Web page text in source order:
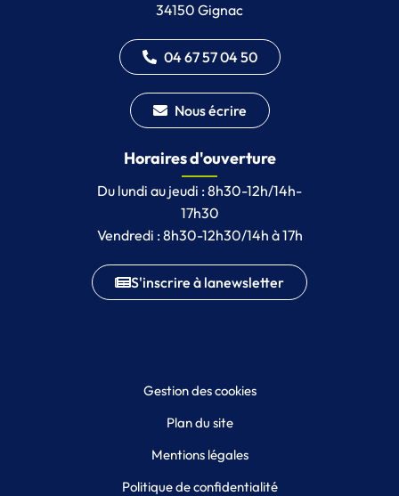
34150 Gignac
04 67 57 04 50
Nous écrire
Horaires d'ouverture
Du lundi au jeudi : 8h30-12h/14h-
17h30
Vendredi : 8h30-12h30/14h à 17h
S'inscrire à lanewsletter
Gestion des cookies
Plan du site
Mentions légales
Politique de confidentialité